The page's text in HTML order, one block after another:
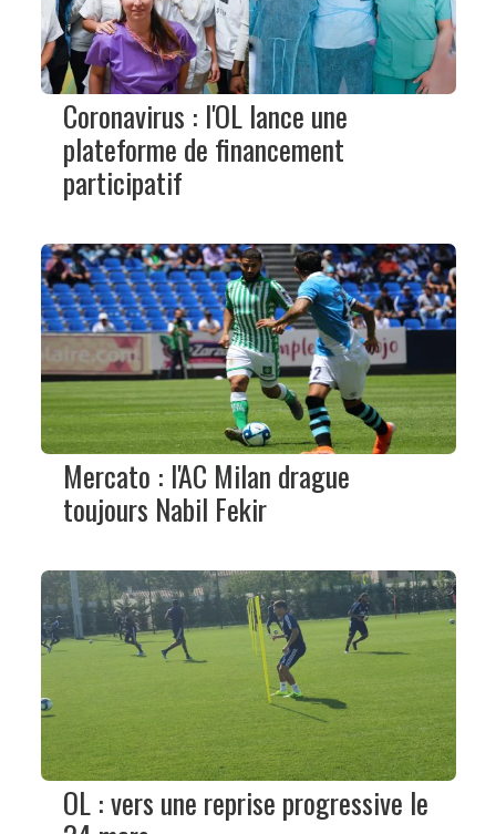
Coronavirus : l'OL lance une
plateforme de financement
participatif
Mercato : l'AC Milan drague
toujours Nabil Fekir
OL : vers une reprise progressive le